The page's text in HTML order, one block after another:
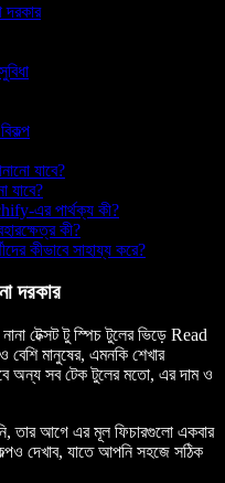
দরকার
যাবে?
যাবে?
এর পার্থক্য কী?
কী?
কীভাবে সাহায্য করে?
দরকার
টেক্সট টু স্পিচ টুলের ভিড়ে Read
মানুষের, এমনকি শেখার
অন্য সব টেক টুলের মতো, এর দাম ও
তার আগে এর মূল ফিচারগুলো একবার
দেখাব, যাতে আপনি সহজে সঠিক